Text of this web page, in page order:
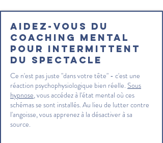
Aidez-vous du
coaching mental
pour intermittent
du spectacle
Ce n'est pas juste "dans votre tête" - c'est une
réaction psychophysiologique bien réelle. Sous
hypnose, vous accédez à l'état mental où ces
schémas se sont installés. Au lieu de lutter contre
l'angoisse, vous apprenez à la désactiver à sa
source.